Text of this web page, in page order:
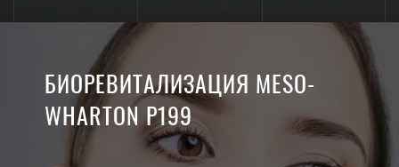
БИОРЕВИТАЛИЗАЦИЯ MESO-
WHARTON P199